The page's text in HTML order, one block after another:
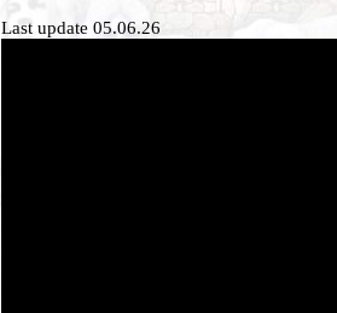
Last update 05.06.26